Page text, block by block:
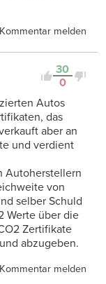
Kommentar melden
30
0
Autos
das
aber an
und verdient
Autoherstellern
von
selber Schuld
Werte über die
Zertifikate
abzugeben.
Kommentar melden